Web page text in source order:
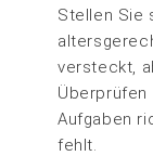
Stellen Sie
versteckt,
Überprüfen
Aufgaben
fehlt.